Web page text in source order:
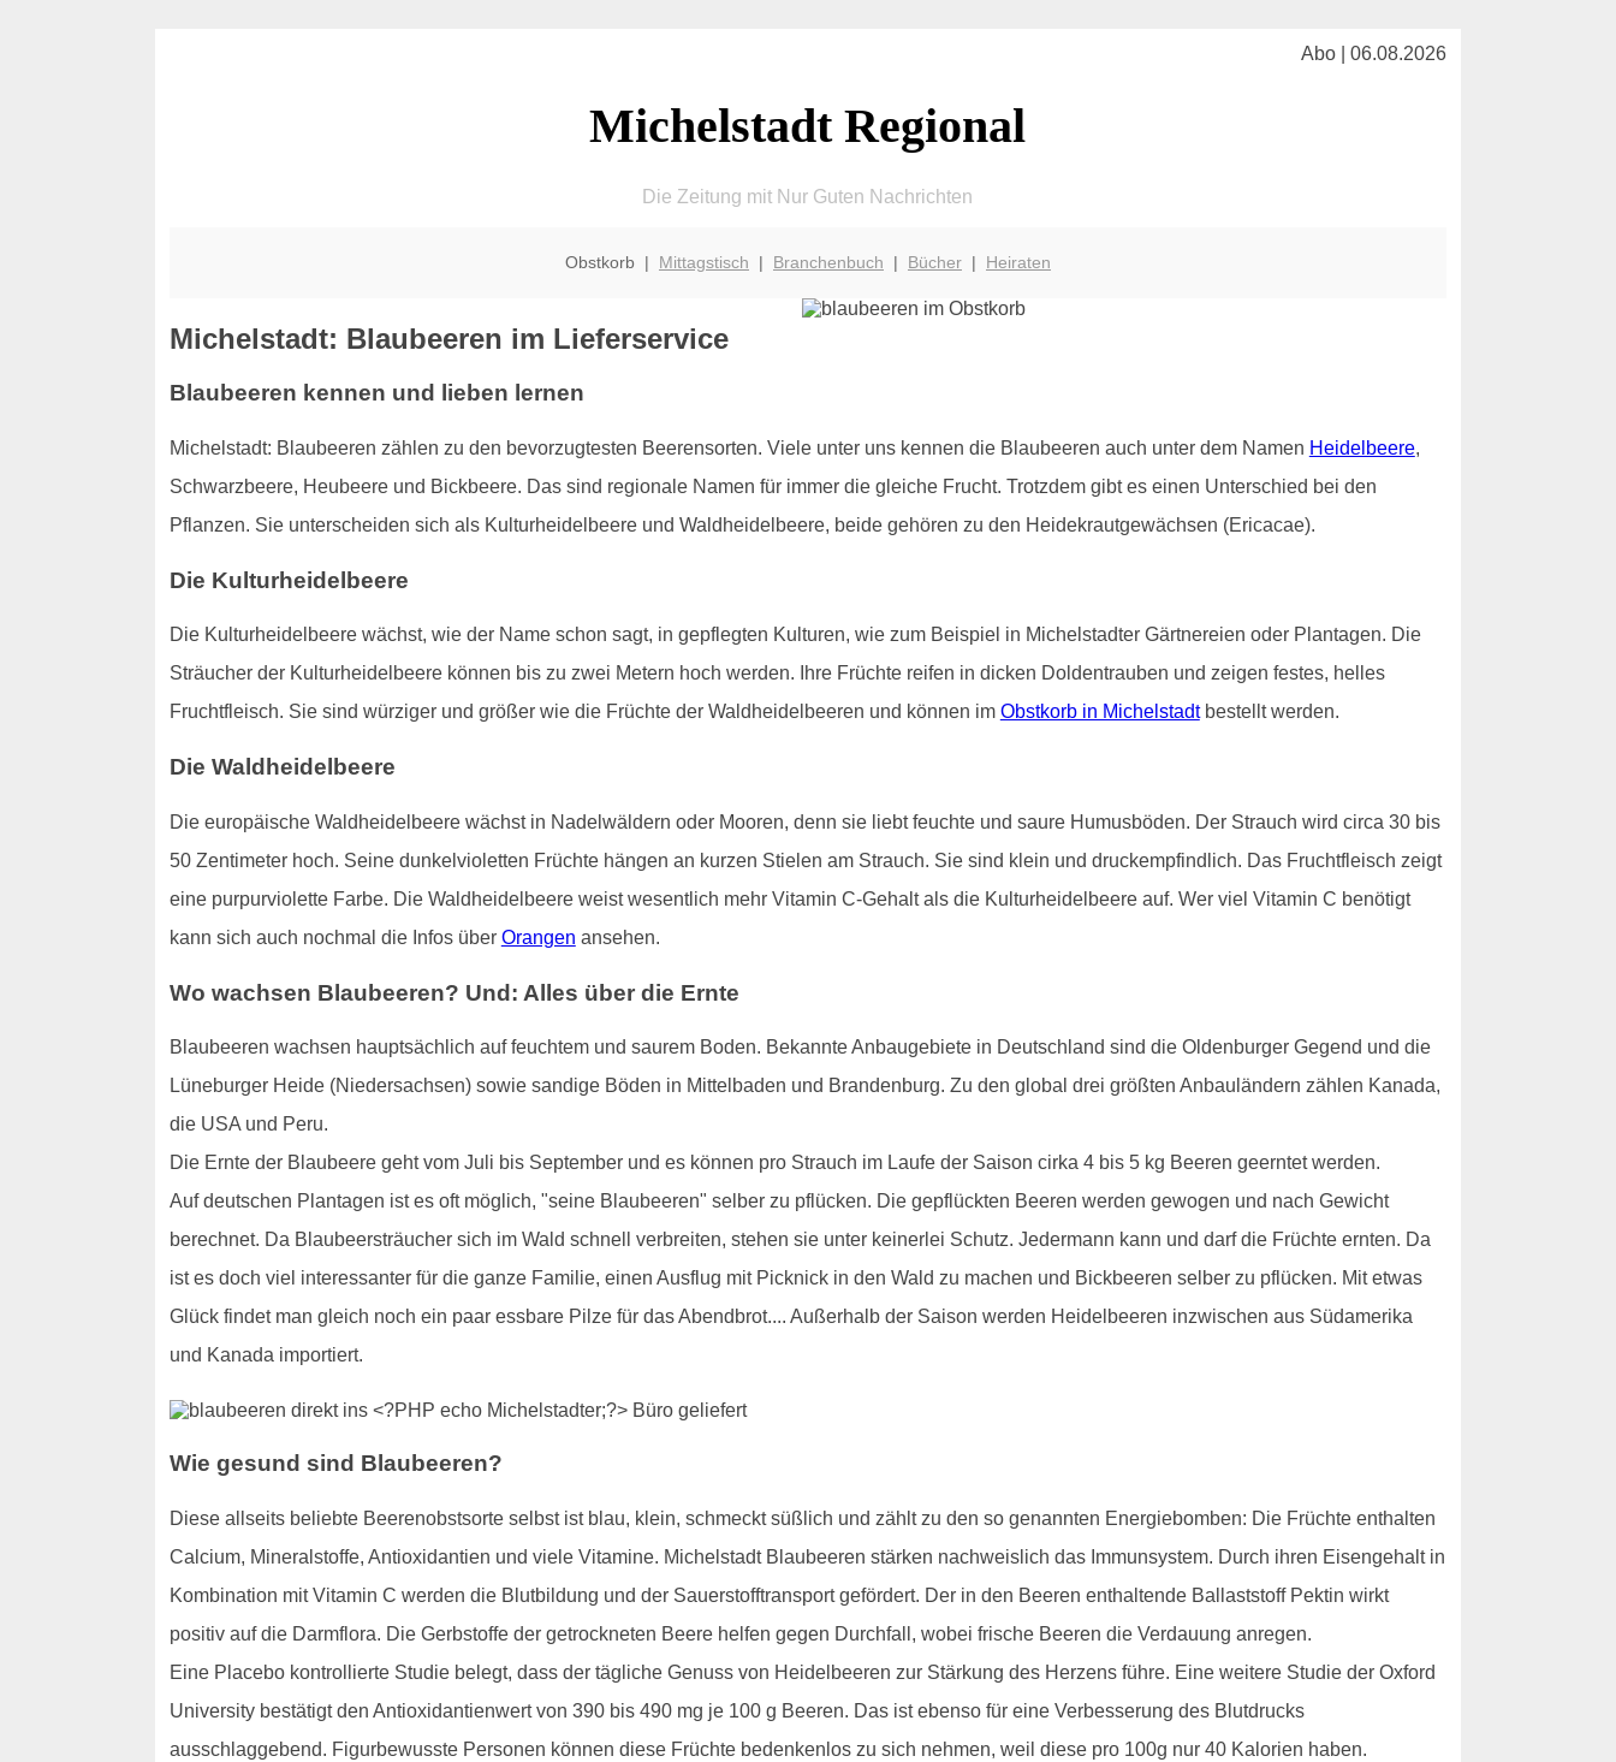
Abo | 06.08.2026
Michelstadt Regional
Die Zeitung mit Nur Guten Nachrichten
Obstkorb | Mittagstisch | Branchenbuch | Bücher| Heiraten
Michelstadt: Blaubeeren im Lieferservice
Blaubeeren kennen und lieben lernen
Michelstadt: Blaubeeren zählen zu den bevorzugtesten Beerensorten. Viele unter uns kennen die Blaubeeren auch unter dem Namen Heidelbeere,
Schwarzbeere, Heubeere und Bickbeere. Das sind regionale Namen für immer die gleiche Frucht. Trotzdem gibt es einen Unterschied bei den
Pflanzen. Sie unterscheiden sich als Kulturheidelbeere und Waldheidelbeere, beide gehören zu den Heidekrautgewächsen (Ericacae).
Die Kulturheidelbeere
Die Kulturheidelbeere wächst, wie der Name schon sagt, in gepflegten Kulturen, wie zum Beispiel in Michelstadter Gärtnereien oder Plantagen. Die
Sträucher der Kulturheidelbeere können bis zu zwei Metern hoch werden. Ihre Früchte reifen in dicken Doldentrauben und zeigen festes, helles
Fruchtfleisch. Sie sind würziger und größer wie die Früchte der Waldheidelbeeren und können im Obstkorb in Michelstadtbestellt werden.
Die Waldheidelbeere
Die europäische Waldheidelbeere wächst in Nadelwäldern oder Mooren, denn sie liebt feuchte und saure Humusböden. Der Strauch wird circa 30 bis
50 Zentimeter hoch. Seine dunkelvioletten Früchte hängen an kurzen Stielen am Strauch. Sie sind klein und druckempfindlich. Das Fruchtfleisch zeigt
eine purpurviolette Farbe. Die Waldheidelbeere weist wesentlich mehr Vitamin C-Gehalt als die Kulturheidelbeere auf. Wer viel Vitamin C benötigt
kann sich auch nochmal die Infos über Orangen ansehen.
Wo wachsen Blaubeeren? Und: Alles über die Ernte
Blaubeeren wachsen hauptsächlich auf feuchtem und saurem Boden. Bekannte Anbaugebiete in Deutschland sind die Oldenburger Gegend und die
Lüneburger Heide (Niedersachsen) sowie sandige Böden in Mittelbaden und Brandenburg. Zu den global drei größten Anbauländern zählen Kanada,
die USA und Peru.
Die Ernte der Blaubeere geht vom Juli bis September und es können pro Strauch im Laufe der Saison cirka 4 bis 5 kg Beeren geerntet werden.
Auf deutschen Plantagen ist es oft möglich, "seine Blaubeeren" selber zu pflücken. Die gepflückten Beeren werden gewogen und nach Gewicht
berechnet. Da Blaubeersträucher sich im Wald schnell verbreiten, stehen sie unter keinerlei Schutz. Jedermann kann und darf die Früchte ernten. Da
ist es doch viel interessanter für die ganze Familie, einen Ausflug mit Picknick in den Wald zu machen und Bickbeeren selber zu pflücken. Mit etwas
Glück findet man gleich noch ein paar essbare Pilze für das Abendbrot.... Außerhalb der Saison werden Heidelbeeren inzwischen aus Südamerika
und Kanada importiert.
Wie gesund sind Blaubeeren?
Diese allseits beliebte Beerenobstsorte selbst ist blau, klein, schmeckt süßlich und zählt zu den so genannten Energiebomben: Die Früchte enthalten
Calcium, Mineralstoffe, Antioxidantien und viele Vitamine. Michelstadt Blaubeeren stärken nachweislich das Immunsystem. Durch ihren Eisengehalt in
Kombination mit Vitamin C werden die Blutbildung und der Sauerstofftransport gefördert. Der in den Beeren enthaltende Ballaststoff Pektin wirkt
positiv auf die Darmflora. Die Gerbstoffe der getrockneten Beere helfen gegen Durchfall, wobei frische Beeren die Verdauung anregen.
Eine Placebo kontrollierte Studie belegt, dass der tägliche Genuss von Heidelbeeren zur Stärkung des Herzens führe. Eine weitere Studie der Oxford
University bestätigt den Antioxidantienwert von 390 bis 490 mg je 100 g Beeren. Das ist ebenso für eine Verbesserung des Blutdrucks
ausschlaggebend. Figurbewusste Personen können diese Früchte bedenkenlos zu sich nehmen, weil diese pro 100g nur 40 Kalorien haben.